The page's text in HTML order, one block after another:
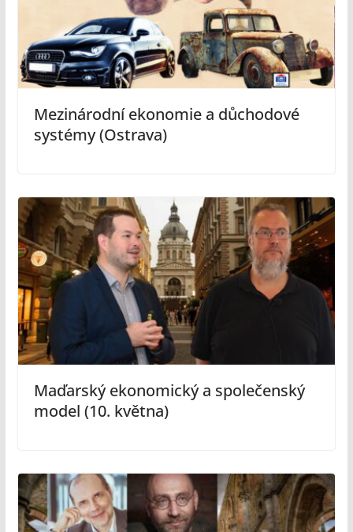
Mezinárodní ekonomie a důchodové
systémy (Ostrava)
Maďarský ekonomický a společenský
model (10. května)